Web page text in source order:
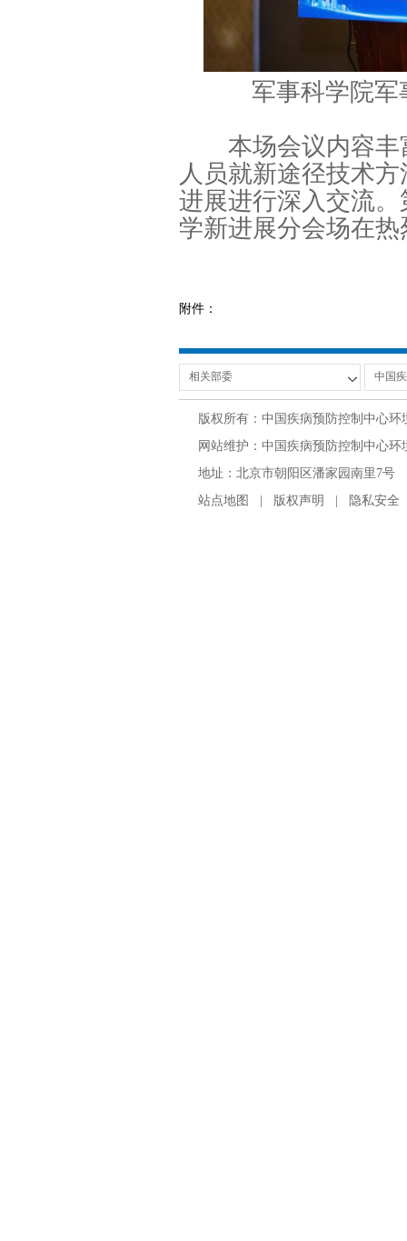
军事科学院
本场会议内容丰
人员就新途径技术
进展进行深入交流
学新进展分会场在
附件：
版权所有：中国疾病预防控制中心环
网站维护：中国疾病预防控制中心
地址：北京市朝阳区潘家园南里7号
站点地图
版权声明 隐私安全